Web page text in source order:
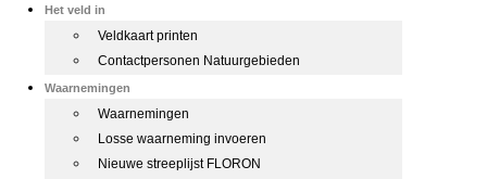
Het veld in
Veldkaart printen
Contactpersonen Natuurgebieden
Waarnemingen
Waarnemingen
Losse waarneming invoeren
Nieuwe streeplijst FLORON